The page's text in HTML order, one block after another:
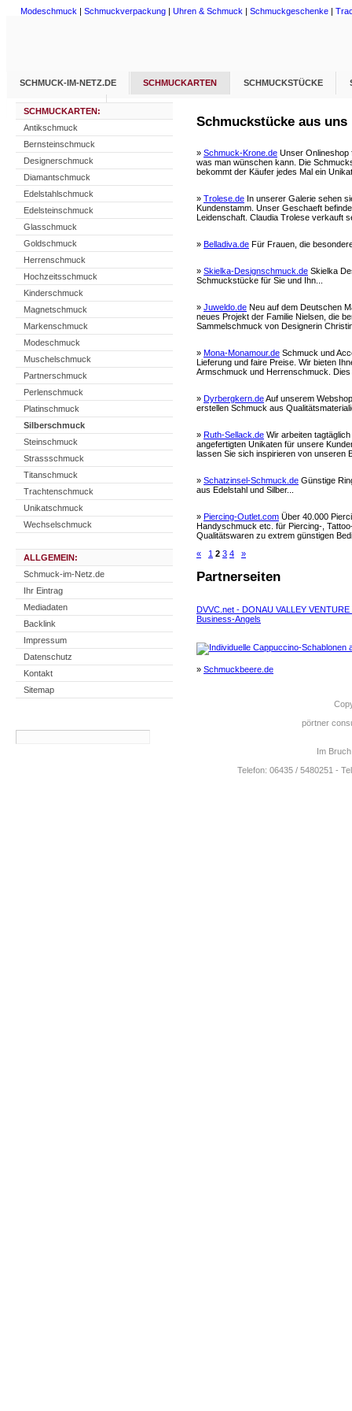
Modeschmuck | Schmuckverpackung | Uhren & Schmuck | Schmuckgeschenke |
SCHMUCK-IM-NETZ.DE SCHMUCKARTEN SCHMUCKSTÜCKE
SCHMUCK-INFOS
SCHMUCKARTEN:
Antikschmuck
Bernsteinschmuck
Designerschmuck
Diamantschmuck
Edelstahlschmuck
Edelsteinschmuck
Glasschmuck
Goldschmuck
Herrenschmuck
Hochzeitsschmuck
Kinderschmuck
Magnetschmuck
Markenschmuck
Modeschmuck
Muschelschmuck
Partnerschmuck
Perlenschmuck
Platinschmuck
Silberschmuck
Steinschmuck
Strassschmuck
Titanschmuck
Trachtenschmuck
Unikatschmuck
Wechselschmuck
ALLGEMEIN:
Schmuck-im-Netz.de
Ihr Eintrag
Mediadaten
Backlink
Impressum
Datenschutz
Kontakt
Sitemap
Schmuckstücke aus
» Schmuck-Krone.de Unser Onlineshop
was man wünschen kann. Die
bekommt der Käufer jedes Mal ein
» Trolese.de In unserer Galerie sehen
Kundenstamm. Unser Geschaeft
Leidenschaft. Claudia Trolese verkauft
» Belladiva.de Für Frauen, die
» Skielka-Designschmuck.de Skielka
Schmuckstücke für Sie und Ihn...
» Juweldo.de Neu auf dem Deutschen
neues Projekt der Familie Nielsen, die
Sammelschmuck von Designerin
» Mona-Monamour.de Schmuck und
Lieferung und faire Preise. Wir bieten
Armschmuck und Herrenschmuck.
» Dyrbergkern.deAuf unserem
erstellen Schmuck aus
» Ruth-Sellack.de Wir arbeiten
angefertigten Unikaten für unsere
lassen Sie sich inspirieren von unseren
» Schatzinsel-Schmuck.de Günstige
aus Edelstahl und Silber...
» Piercing-Outlet.com Über 40.000
Handyschmuck etc. für Piercing-,
Qualitätswaren zu extrem günstigen
«
1 2 3 4 »
Partnerseiten
DVVC.net - DONAU VALLEY
Business-Angels
» Schmuckbeere.de
pörtner
Im
Telefon: 06435 / 5480251 -